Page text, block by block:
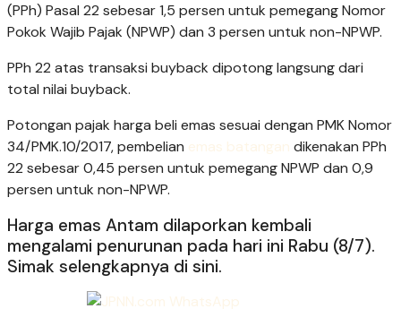
(PPh) Pasal 22 sebesar 1,5 persen untuk pemegang Nomor
Pokok Wajib Pajak (NPWP) dan 3 persen untuk non-NPWP.
PPh 22 atas transaksi buyback dipotong langsung dari
total nilai buyback.
Potongan pajak harga beli emas sesuai dengan PMK Nomor
34/PMK.10/2017, pembelian emas batangan dikenakan PPh
22 sebesar 0,45 persen untuk pemegang NPWP dan 0,9
persen untuk non-NPWP.
Harga emas Antam dilaporkan kembali
mengalami penurunan pada hari ini Rabu (8/7).
Simak selengkapnya di sini.